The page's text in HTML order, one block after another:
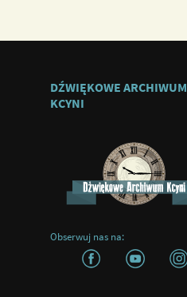
DŹWIĘKOWE ARCHIWUM
KCYNI
Obserwuj nas na: